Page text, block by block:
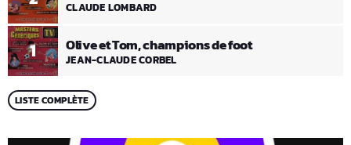
1 Olive et Tom, champions de foot
JEAN-CLAUDE CORBEL
CLAUDE LOMBARD
LISTE COMPLÈTE